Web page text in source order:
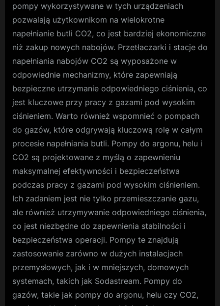
pompy wykorzystywane w tych urządzeniach
pozwalają użytkownikom na wielokrotne
napełnianie butli CO2, co jest bardziej ekonomiczne
niż zakup nowych nabojów. Przetłaczarki i stacje do
napełniania nabojów CO2 są wyposażone w
odpowiednie mechanizmy, które zapewniają
bezpieczne utrzymanie odpowiedniego ciśnienia, co
jest kluczowe przy pracy z gazami pod wysokim
ciśnieniem. Warto również wspomnieć o pompach
do gazów, które odgrywają kluczową rolę w całym
procesie napełniania butli. Pompy do argonu, helu i
CO2 są projektowane z myślą o zapewnieniu
maksymalnej efektywności i bezpieczeństwa
podczas pracy z gazami pod wysokim ciśnieniem.
Ich zadaniem jest nie tylko przemieszczanie gazu,
ale również utrzymywanie odpowiedniego ciśnienia,
co jest niezbędne do zapewnienia stabilności i
bezpieczeństwa operacji. Pompy te znajdują
zastosowanie zarówno w dużych instalacjach
przemysłowych, jak i w mniejszych, domowych
systemach, takich jak Sodastream. Pompy do
gazów, takie jak pompy do argonu, helu czy CO2,